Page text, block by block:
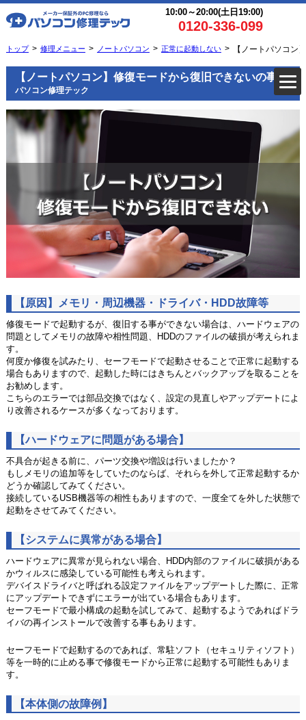
10:00～20:00(土日19:00)
0120-336-099
トップ 修理メニュー ノートパソコン 正常に起動しない 【ノートパソコン
【ノートパソコン】修復モードから復旧できないの事例
パソコン修理テック
【原因】メモリ・周辺機器・ドライバ・HDD故障等
修復モードで起動するが、復旧する事ができない場合は、ハードウェアの
問題としてメモリの故障や相性問題、HDDのファイルの破損が考えられま
す。
何度か修復を試みたり、セーフモードで起動させることで正常に起動する
場合もありますので、起動した時にはきちんとバックアップを取ることを
お勧めします。
こちらのエラーでは部品交換ではなく、設定の見直しやアップデートによ
り改善されるケースが多くなっております。
【ハードウェアに問題がある場合】
不具合が起きる前に、パーツ交換や増設は行いましたか？
もしメモリの追加等をしていたのならば、それらを外して正常起動するか
どうか確認してみてください。
接続しているUSB機器等の相性もありますので、一度全てを外した状態で
起動をさせてみてください。
【システムに異常がある場合】
ハードウェアに異常が見られない場合、HDD内部のファイルに破損がある
かウィルスに感染している可能性も考えられます。
デバイスドライバと呼ばれる設定ファイルをアップデートした際に、正常
にアップデートできずにエラーが出ている場合もあります。
セーフモードで最小構成の起動を試してみて、起動するようであればドラ
イバの再インストールで改善する事もあります。
セーフモードで起動するのであれば、常駐ソフト（セキュリティソフト）
等を一時的に止める事で修復モードから正常に起動する可能性もありま
す。
【本体側の故障例】